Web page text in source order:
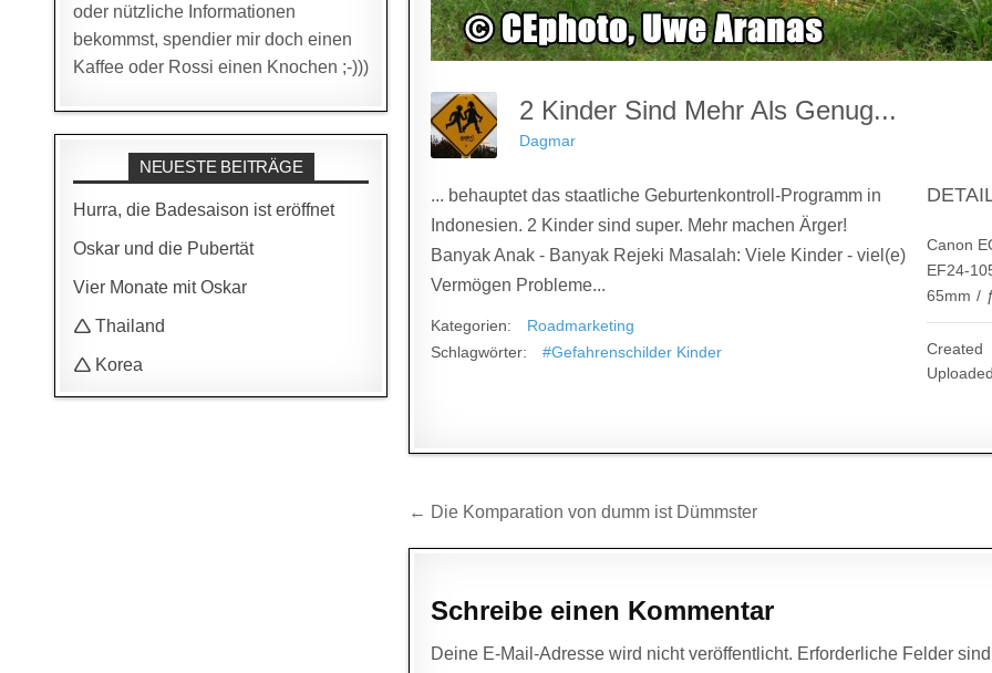
2 Kinder Sind Mehr Als Genug...
Dagmar
... behauptet das staatliche Geburtenkontroll-Programm in
Indonesien. 2 Kinder sind super. Mehr machen Ärger!
Banyak Anak - Banyak Rejeki Masalah: Viele Kinder - viel(e)
Vermögen Probleme...
Kategorien:
Roadmarketing
Schlagwörter:
#Gefahrenschilder Kinder
Canon
EF24-
65mm /
Created
Beitragsnavigation
← Die Komparation von dumm ist Dümmster
Schreibe einen Kommentar
Deine E-Mail-Adresse wird nicht veröffentlicht. Erforderliche Felder
oder nützliche Informationen
bekommst, spendier mir doch einen
Kaffee oder Rossi einen Knochen ;-)))
NEUESTE BEITRÄGE
Hurra, die Badesaison ist eröffnet
Oskar und die Pubertät
Vier Monate mit Oskar
🛆 Thailand
🛆 Korea